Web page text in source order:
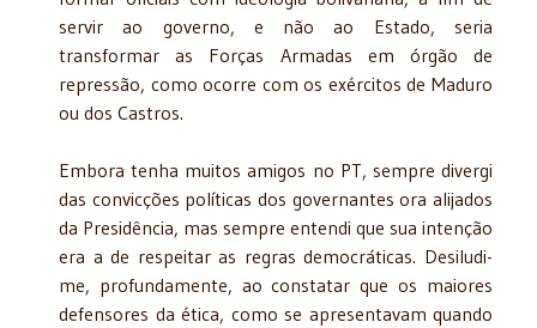
servir ao governo, e não ao Estado, seria
transformar as Forças Armadas em órgão de
repressão, como ocorre com os exércitos de Maduro
ou dos Castros.
Embora tenha muitos amigos no PT, sempre divergi
das convicções políticas dos governantes ora alijados
da Presidência, mas sempre entendi que sua intenção
era a de respeitar as regras democráticas. Desiludi-
me, profundamente, ao constatar que os maiores
defensores da ética, como se apresentavam quando